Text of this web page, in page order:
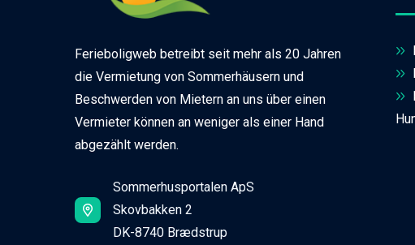
Ferieboligweb betreibt seit mehr als 20 Jahren
die Vermietung von Sommerhäusern und
Beschwerden von Mietern an uns über einen
Vermieter können an weniger als einer Hand
abgezählt werden.
Sommerhusportalen ApS
Skovbakken 2
DK-8740 Brædstrup